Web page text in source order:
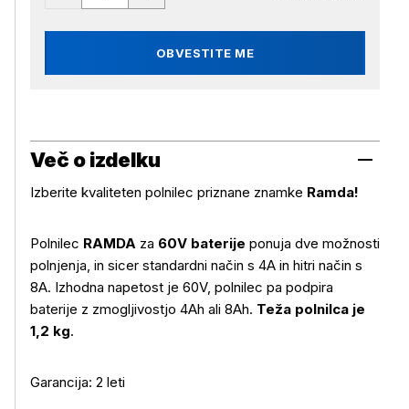
OBVESTITE ME
Več o izdelku
Več o izdelku
Izberite kvaliteten polnilec priznane znamke Ramda!
Polnilec RAMDA za 60V baterije ponuja dve možnosti
polnjenja, in sicer standardni način s 4A in hitri način s
8A. Izhodna napetost je 60V, polnilec pa podpira
baterije z zmogljivostjo 4Ah ali 8Ah. Teža polnilca je
1,2 kg.
Garancija: 2 leti